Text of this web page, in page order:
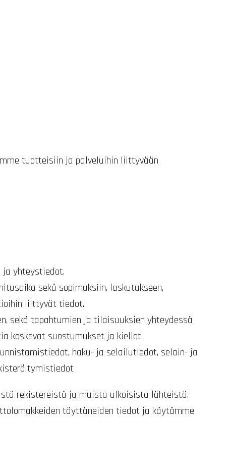
tuotteisiin ja palveluihin liittyvään
yhteystiedot.
sekä sopimuksiin, laskutukseen,
liittyvät tiedot.
sekä tapahtumien ja tilaisuuksien yhteydessä
koskevat suostumukset ja kiellot.
haku- ja selailutiedot, selain- ja
rekistereistä ja muista ulkoisista lähteistä,
täyttäneiden tiedot ja käytämme